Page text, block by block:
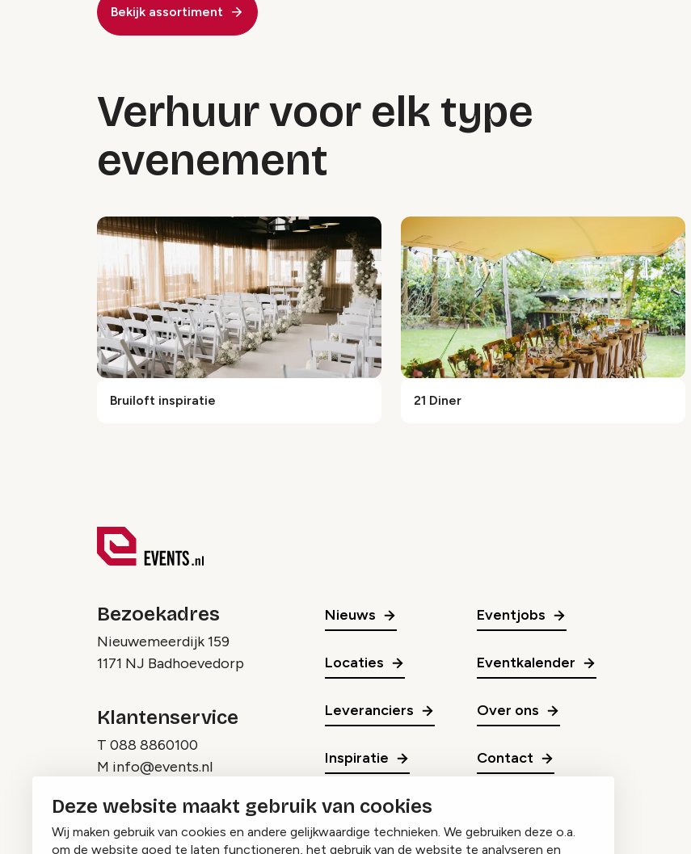
Deze website maakt gebruik van cookies
Wij maken gebruik van cookies en andere gelijkwaardige technieken. We gebruiken deze o.a.
om de website goed te laten functioneren, het gebruik van de website te analyseren en
Bekijk assortiment
Verhuur voor elk type
evenement
Bruiloft inspiratie 21 Diner
Bezoekadres
Nieuwemeerdijk 159
1171 NJ Badhoevedorp
Klantenservice
T 088 8860100
M info@events.nl
Nieuws
Locaties
Leveranciers
Inspiratie
Eventjobs
Eventkalender
Over ons
Contact